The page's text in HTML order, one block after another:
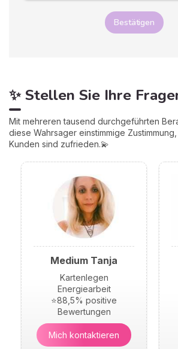
Bestätigen
✨ Stellen Sie Ihre
Mit mehreren tausend durchgeführten
diese Wahrsager einstimmige
Kunden sind zufrieden.💫
Medium Tanja
Kartenlegen
Energiearbeit
⭐88,5% positive
Bewertungen
Mich kontaktieren